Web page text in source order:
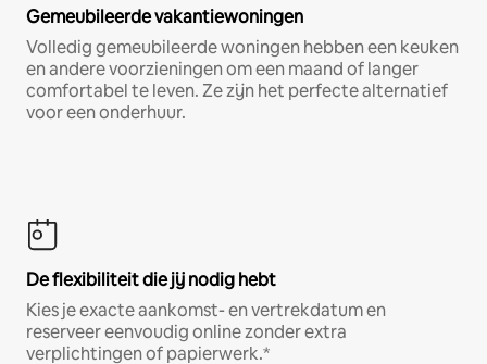
Gemeubileerde vakantiewoningen
Volledig gemeubileerde woningen hebben een keuken
en andere voorzieningen om een maand of langer
comfortabel te leven. Ze zijn het perfecte alternatief
voor een onderhuur.
De flexibiliteit die jij nodig hebt
Kies je exacte aankomst- en vertrekdatum en
reserveer eenvoudig online zonder extra
verplichtingen of papierwerk.*